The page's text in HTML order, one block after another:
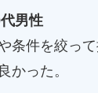
男性
条件を絞っ
かった。